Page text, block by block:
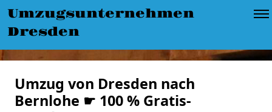
Umzugsunternehmen
Dresden
Umzug von Dresden nach
Bernlohe ☛ 100 % Gratis-